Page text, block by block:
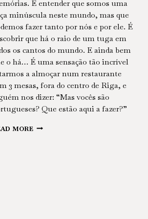
É entender que somos uma
minúscula neste mundo, mas que
fazer tanto por nós e por ele. É
que há o raio de um tuga em
os cantos do mundo. E ainda bem
o há… É uma sensação tão incrível
a almoçar num restaurante
3 mesas, fora do centro de Riga, e
nos dizer: “Mas vocês são
Que estão aqui a fazer?”
MORE BALTIC